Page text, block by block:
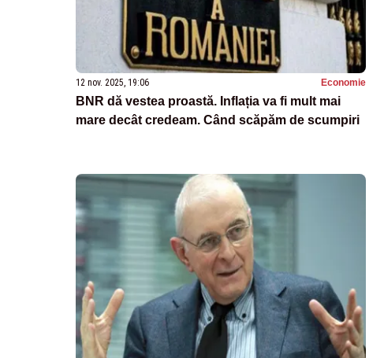
12 nov. 2025, 19:06 Economie
BNR dă vestea proastă. Inflația va fi mult mai
mare decât credeam. Când scăpăm de scumpiri